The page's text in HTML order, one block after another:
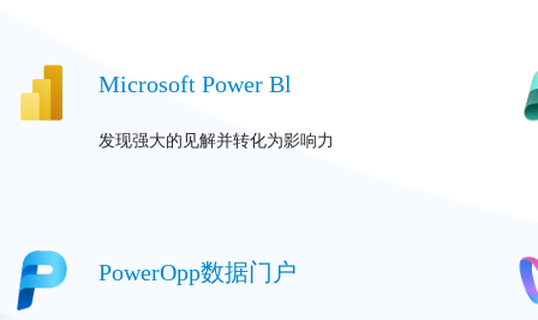
Microsoft Power Bl
发现强大的见解并转化为影响力
PowerOpp数据门户